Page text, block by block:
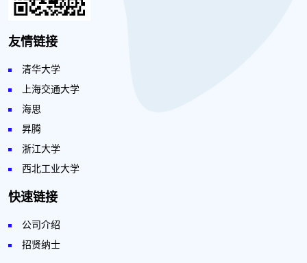
友情链接
清华大学
上海交通大学
海思
昇腾
浙江大学
西北工业大学
快速链接
公司介绍
招贤纳士